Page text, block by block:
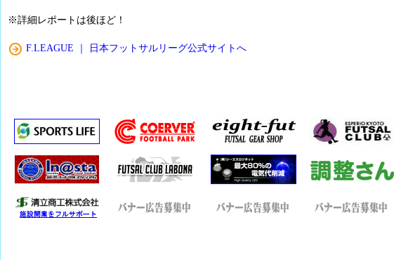
※詳細レポートは後ほど！
F.LEAGUE ｜ 日本フットサルリーグ公式サイトへ